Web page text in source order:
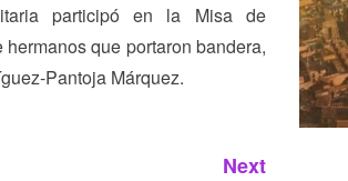
participó en la Misa de
que portaron bandera,
Pantoja Márquez.
NextNext